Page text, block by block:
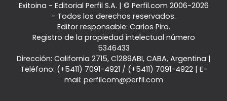
Exitoina - Editorial Perfil S.A. | © Perfil.com 2006-2026
- Todos los derechos reservados.
Editor responsable: Carlos Piro.
Registro de la propiedad intelectual número
5346433
Dirección: California 2715, C1289ABI, CABA, Argentina |
Teléfono: (+5411) 7091-4921 / (+5411) 7091-4922| E-
mail: perfilcom@perfil.com